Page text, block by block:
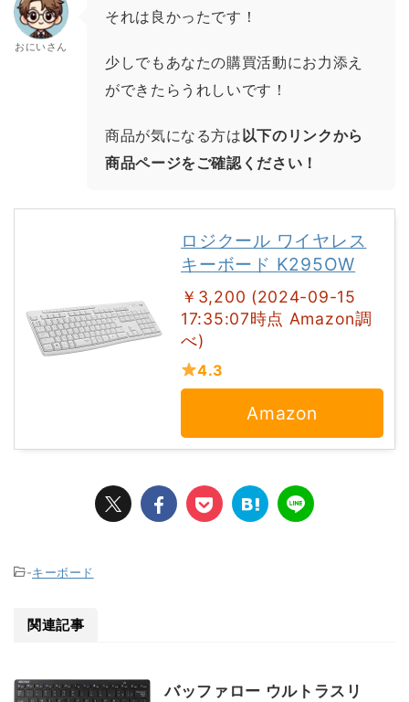
おにいさん
それは良かったです！
少しでもあなたの購買活動にお力添え
ができたらうれしいです！
商品が気になる方は以下のリンクから
商品ページをご確認ください！
ロジクール ワイヤレス
キーボード K295OW
￥3,200 (2024-09-15
17:35:07時点 Amazon調
べ)
4.3
Amazon
-キーボード
関連記事
バッファロー ウルトラスリ